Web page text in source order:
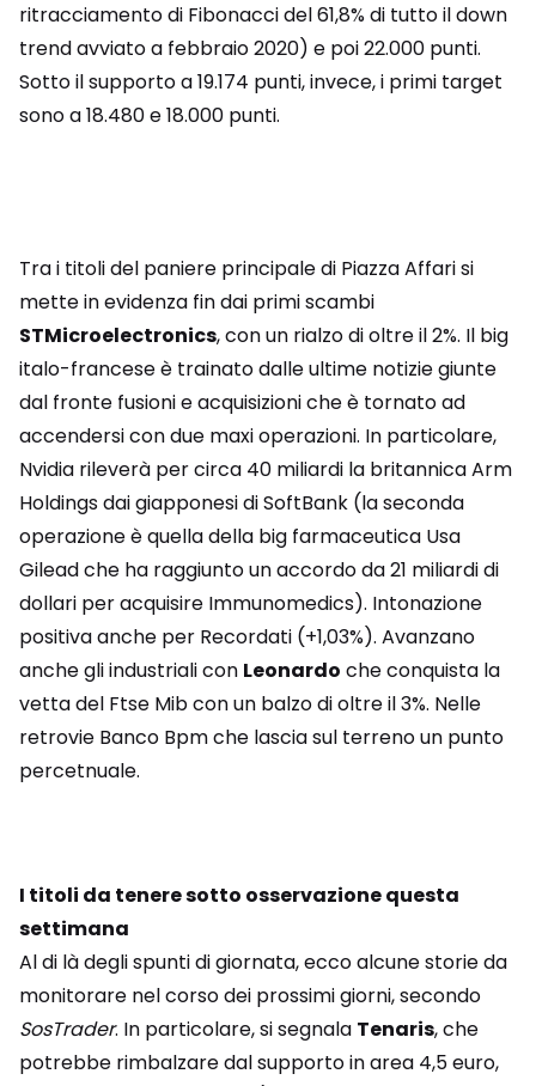
ritracciamento di Fibonacci del 61,8% di tutto il down
trend avviato a febbraio 2020) e poi 22.000 punti.
Sotto il supporto a 19.174 punti, invece, i primi target
sono a 18.480 e 18.000 punti.
Tra i titoli del paniere principale di Piazza Affari si
mette in evidenza fin dai primi scambi
STMicroelectronics, con un rialzo di oltre il 2%. Il big
italo-francese è trainato dalle ultime notizie giunte
dal fronte fusioni e acquisizioni che è tornato ad
accendersi con due maxi operazioni. In particolare,
Nvidia rileverà per circa 40 miliardi la britannica Arm
Holdings dai giapponesi di SoftBank (la seconda
operazione è quella della big farmaceutica Usa
Gilead che ha raggiunto un accordo da 21 miliardi di
dollari per acquisire Immunomedics). Intonazione
positiva anche per Recordati (+1,03%). Avanzano
anche gli industriali con Leonardo che conquista la
vetta del Ftse Mib con un balzo di oltre il 3%. Nelle
retrovie Banco Bpm che lascia sul terreno un punto
percetnuale.
I titoli da tenere sotto osservazione questa
settimana
Al di là degli spunti di giornata, ecco alcune storie da
monitorare nel corso dei prossimi giorni, secondo
SosTrader. In particolare, si segnala Tenaris, che
potrebbe rimbalzare dal supporto in area 4,5 euro,